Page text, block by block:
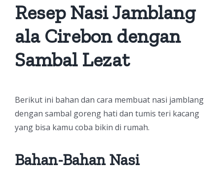
Resep Nasi Jamblang
ala Cirebon dengan
Sambal Lezat
Berikut ini bahan dan cara membuat nasi jamblang
dengan sambal goreng hati dan tumis teri kacang
yang bisa kamu coba bikin di rumah.
Bahan-Bahan Nasi